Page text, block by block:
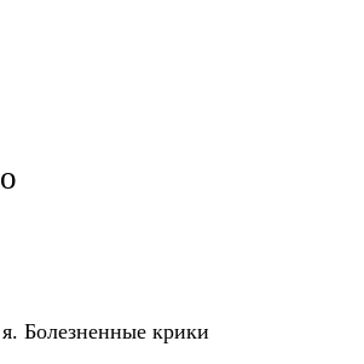
Болезненные крики